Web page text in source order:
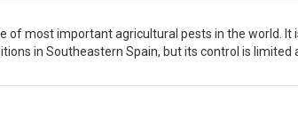
of most important agricultural pests in the world. It
in Southeastern Spain, but its control is limited